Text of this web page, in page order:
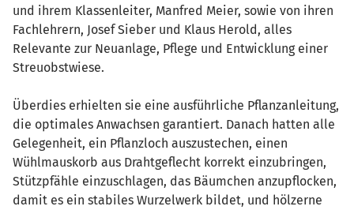
und ihrem Klassenleiter, Manfred Meier, sowie von ihren
Fachlehrern, Josef Sieber und Klaus Herold, alles
Relevante zur Neuanlage, Pflege und Entwicklung einer
Streuobstwiese.
Überdies erhielten sie eine ausführliche Pflanzanleitung,
die optimales Anwachsen garantiert. Danach hatten alle
Gelegenheit, ein Pflanzloch auszustechen, einen
Wühlmauskorb aus Drahtgeflecht korrekt einzubringen,
Stützpfähle einzuschlagen, das Bäumchen anzupflocken,
damit es ein stabiles Wurzelwerk bildet, und hölzerne